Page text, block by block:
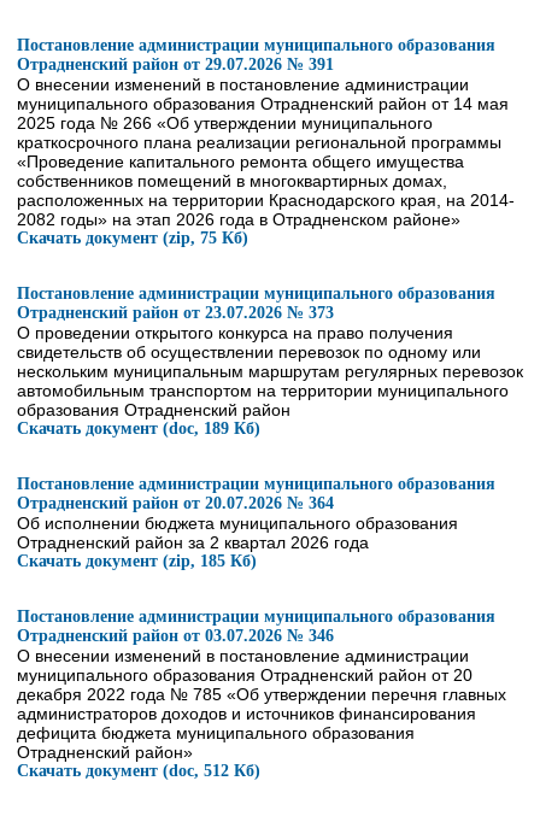
Постановление администрации муниципального образования
Отрадненский район от 29.07.2026 № 391
О внесении изменений в постановление администрации
муниципального образования Отрадненский район от 14 мая
2025 года № 266 «Об утверждении муниципального
краткосрочного плана реализации региональной программы
«Проведение капитального ремонта общего имущества
собственников помещений в многоквартирных домах,
расположенных на территории Краснодарского края, на 2014-
2082 годы» на этап 2026 года в Отрадненском районе»
Скачать документ (zip, 75 Кб)
Постановление администрации муниципального образования
Отрадненский район от 23.07.2026 № 373
О проведении открытого конкурса на право получения
свидетельств об осуществлении перевозок по одному или
нескольким муниципальным маршрутам регулярных перевозок
автомобильным транспортом на территории муниципального
образования Отрадненский район
Скачать документ (doc, 189 Кб)
Постановление администрации муниципального образования
Отрадненский район от 20.07.2026 № 364
Об исполнении бюджета муниципального образования
Отрадненский район за 2 квартал 2026 года
Скачать документ (zip, 185 Кб)
Постановление администрации муниципального образования
Отрадненский район от 03.07.2026 № 346
О внесении изменений в постановление администрации
муниципального образования Отрадненский район от 20
декабря 2022 года № 785 «Об утверждении перечня главных
администраторов доходов и источников финансирования
дефицита бюджета муниципального образования
Отрадненский район»
Скачать документ (doc, 512 Кб)